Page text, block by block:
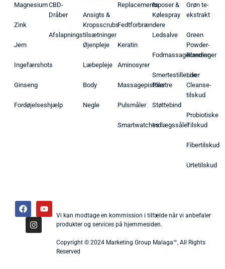
Magnesium
Zink
Jern
Ingefærshots
Ginseng
Fordøjelseshjælp
CBD-
Dråber
Afslapningstilsætninger
Ansigts &
Kropsscrubs
Øjenpleje
Læbepleje
Body
Negle
Replacements
Fedtforbrændere
Keratin
Aminosyrer
Massagepistoler
Pulsmåler
Smartwatches
Isposer &
Kølespray
Ledsalve
Fodmassagecremer
Smertestillende
Plastre
Støttebind
Indlægssåler
Grøn te-
ekstrakt
Green
Powder-
Blandinger
Liver
Cleanse-
tilskud
Probiotiske
Tilskud
Fibertilskud
Urtetilskud
Vi kan modtage en kommission i tilfælde når vi anbefaler
produkter og services på hjemmesiden.
Copyright © 2024 Marketing Group Malaga™, All Rights
Reserved